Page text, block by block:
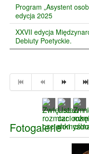
Program „Asystent
edycja 2025
XXVII edycja
Debiuty Poetyckie.
Fotogalerie